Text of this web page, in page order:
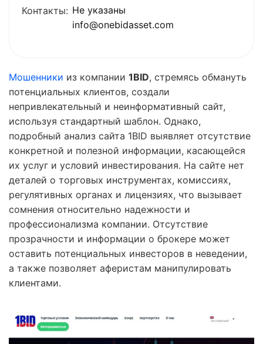
Контакты: Не указаны
info@onebidasset.com
Мошенники из компании 1BID, стремясь обмануть
потенциальных клиентов, создали
непривлекательный и неинформативный сайт,
используя стандартный шаблон. Однако,
подробный анализ сайта 1BID выявляет отсутствие
конкретной и полезной информации, касающейся
их услуг и условий инвестирования. На сайте нет
деталей о торговых инструментах, комиссиях,
регулятивных органах и лицензиях, что вызывает
сомнения относительно надежности и
профессионализма компании. Отсутствие
прозрачности и информации о брокере может
оставить потенциальных инвесторов в неведении,
а также позволяет аферистам манипулировать
клиентами.